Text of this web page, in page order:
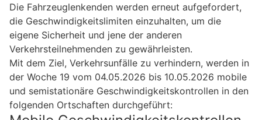
Die Fahrzeuglenkenden werden erneut aufgefordert,
die Geschwindigkeitslimiten einzuhalten, um die
eigene Sicherheit und jene der anderen
Verkehrsteilnehmenden zu gewährleisten.
Mit dem Ziel, Verkehrsunfälle zu verhindern, werden in
der Woche 19 vom 04.05.2026 bis 10.05.2026 mobile
und semistationäre Geschwindigkeitskontrollen in den
folgenden Ortschaften durchgeführt: